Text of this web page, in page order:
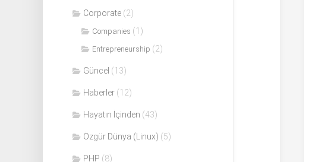
Corporate (2)
Companies (1)
Entrepreneurship (2)
Güncel (13)
Haberler (12)
Hayatın İçinden (43)
Özgür Dünya (Linux) (5)
PHP (8)